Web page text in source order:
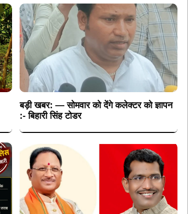
बड़ी खबर: — सोमवार को देंगे कलेक्टर को ज्ञापन
:- बिहारी सिंह टोडर